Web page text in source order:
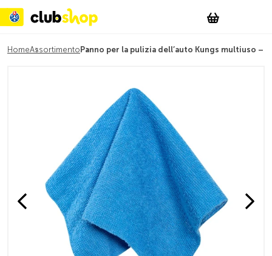
Account
WishList
HomeAssortimento Panno per la pulizia dell’auto Kungs multiuso –